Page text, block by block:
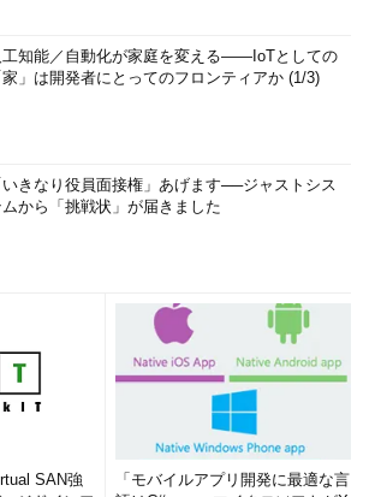
工知能／自動化が家庭を変える――IoTとしての
家」は開発者にとってのフロンティアか (1/3)
いきなり役員面接権」あげます──ジャストシス
ムから「挑戦状」が届きました
SAN強
「モバイルアプリ開発に最適な言